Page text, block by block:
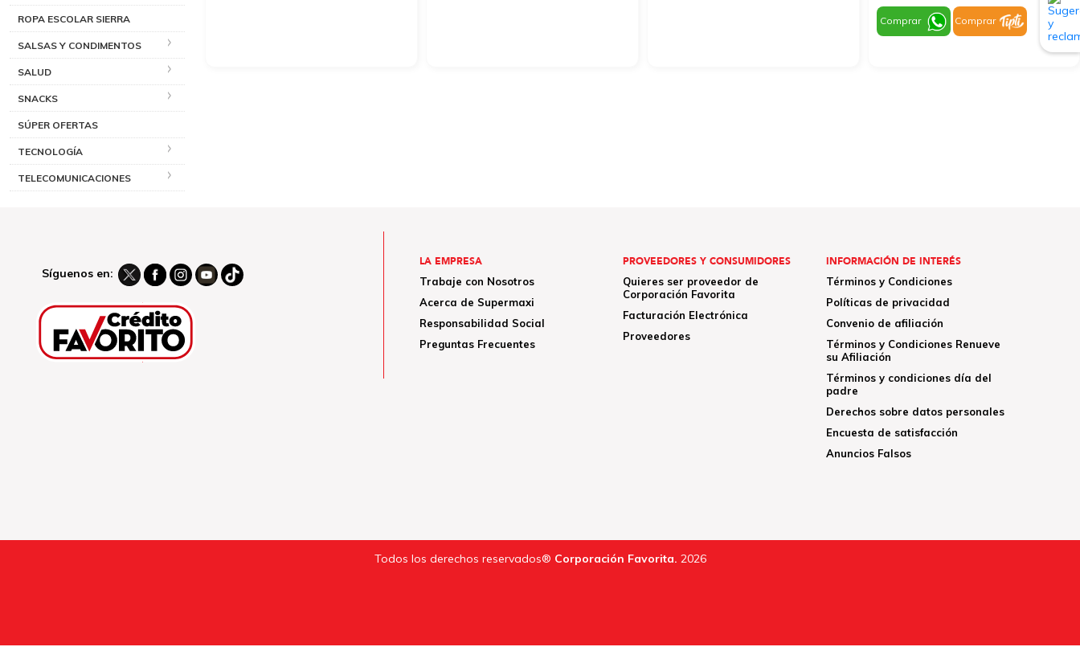
ROPA ESCOLAR SIERRA
SALSAS Y CONDIMENTOS
SALUD
SNACKS
SÚPER OFERTAS
TECNOLOGÍA
TELECOMUNICACIONES
Comprar Comprar
Síguenos en:
LA EMPRESA
Trabaje con Nosotros
Acerca de Supermaxi
Responsabilidad Social
Preguntas Frecuentes
PROVEEDORES Y CONSUMIDORES
Quieres ser proveedor de
Corporación Favorita
Facturación Electrónica
Proveedores
INFORMACIÓN DE INTERÉS
Términos y Condiciones
Políticas de privacidad
Convenio de afiliación
Términos y Condiciones Renueve
su Afiliación
Términos y condiciones día del
padre
Derechos sobre datos personales
Encuesta de satisfacción
Anuncios Falsos
Todos los derechos reservados® Corporación Favorita. 2026